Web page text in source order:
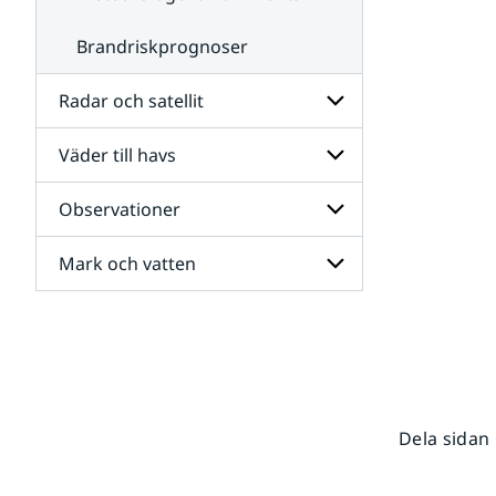
Brandriskprognoser
Radar och satellit
Undersidor
för
Radar
och
satellit
Väder till havs
Undersidor
för
Väder
till
havs
Observationer
Undersidor
för
Mark och vatten
Dela sidan